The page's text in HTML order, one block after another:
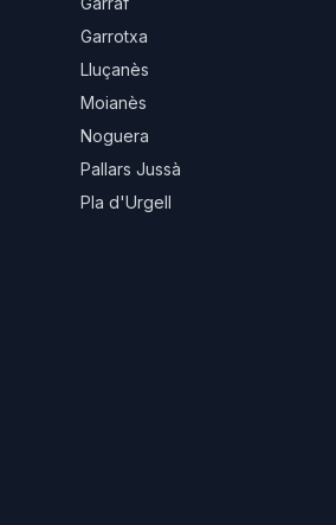
Garrotxa
Lluçanès
Moianès
Noguera
Pallars Jussà
Pla d'Urgell